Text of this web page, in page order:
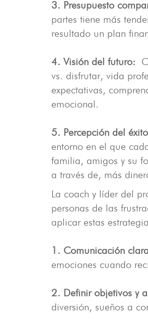
3. Presupuesto
partes tiene más
resultado un plan
4. Visión del futuro:
vs. disfrutar, vida
expectativas,
emocional.
5. Percepción del
entorno en el que
familia, amigos y su
a través de, más
La coach y líder del
personas de las
aplicar estas
1. Comunicación
emociones cuando
2. Definir objetivos y
diversión, sueños a